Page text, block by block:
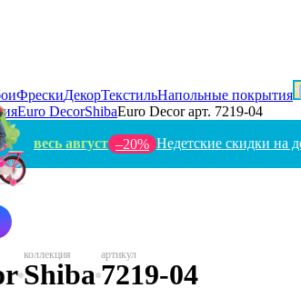
ФрескиДекорТекстильНапольные покрытия
Euro DecorShibaEuro Decor арт. 7219-04
весь август –20% Недетские скидки на
Shiba7219-04